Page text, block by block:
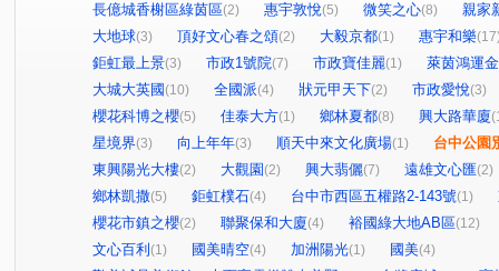
長億城香榭區綠茵區(2) 惠宇敦悅(5) 微笑之心(8)
親家
大地球(3) 頂好文心春之頌(2) 大毅京都(1) 惠宇和樂
鉅虹最上景(3) 市政1號院(7) 市政寶佳麗(1)
萊茵鴻運金
大城大英國 (10) 全國派(4) 狀元甲天下(2) 市政愛悅(3)
櫻花科博之櫻(5) 佳泰大方(1) 鄉林夏都(8) 興大路華廈
星境界(3) 向上年年(3) 順天中來文化廣場(1)
台中公園
東興陽光大樓(2) 大觀園 (2) 興大翡儷(7) 遠雄文心匯(2)
鄉林凱撒(5) 鉅虹樸石(4) 台中市西區五權路2-143號(1)
櫻花市鎮之櫻(2) 聯聚保和大廈(4) 裕國綠大地AB區(12)
文心百利 (1) 國美晴空(4) 加洲陽光(1) 國美(4)